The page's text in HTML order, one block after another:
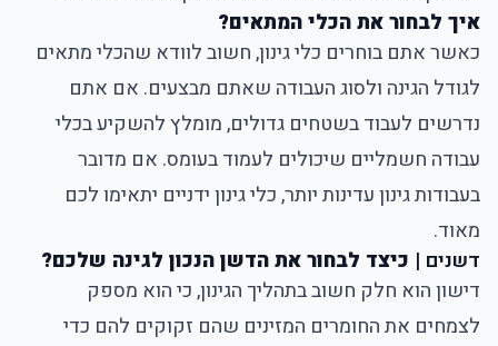
איך לבחור את הכלי המתאים?
כאשר אתם בוחרים כלי גינון, חשוב לוודא שהכלי מתאים
לגודל הגינה ולסוג העבודה שאתם מבצעים. אם אתם
נדרשים לעבוד בשטחים גדולים, מומלץ להשקיע בכלי
עבודה חשמליים שיכולים לעמוד בעומס. אם מדובר
בעבודות גינון עדינות יותר, כלי גינון ידניים יתאימו לכם
מאוד.
דשנים | כיצד לבחור את הדשן הנכון לגינה שלכם?
דישון הוא חלק חשוב בתהליך הגינון, כי הוא מספק
לצמחים את החומרים המזינים שהם זקוקים להם כדי